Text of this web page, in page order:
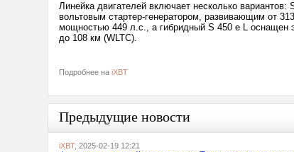
Линейка двигателей включает несколько
вольтовым стартер-генератором, развивающим от
мощностью 449 л.с., а гибридный S 450 e L оснащен
до 108 км (WLTC).
Подробнее на iXBT
Предыдущие новости
iXBT, 2025-02-19 12:21